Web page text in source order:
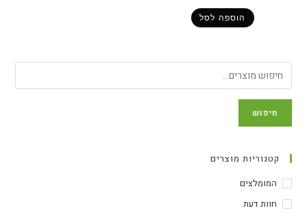
הוספה לסל
חיפוש
קטגוריות מוצרים
המומלצים
חוות דעת